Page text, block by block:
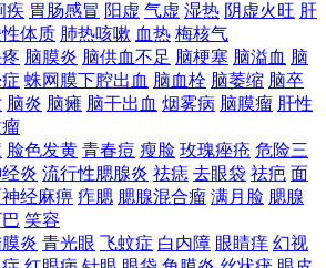
疾 胃肠感冒 阳虚 气虚 湿热 阴虚火旺 肝
体质 肺热咳嗽 血热 梅核气
脑膜炎 脑供血不足 脑梗塞 脑溢血 脑
蛛网膜下腔出血 脑血栓 脑萎缩 脑卒
脑炎 脑瘫 脑干出血 烟雾病 脑膜瘤 肝性
脸色发黄 青春痘 瘦脸 玫瑰痤疮 危险三
炎 流行性腮腺炎 祛痣 去眼袋 祛疤 面
经麻痹 痄腮 腮腺混合瘤 满月脸 腮腺
笑容
炎 青光眼 飞蚊症 白内障 眼睛痒 幻视